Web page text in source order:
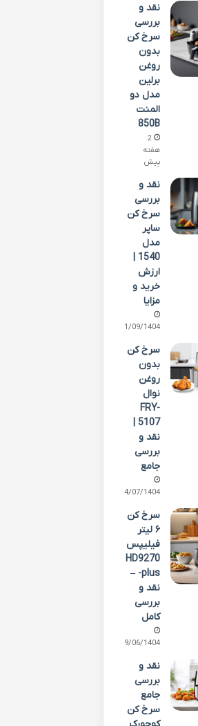
نقد و
بررسی
سرخ کن
بدون
روغن
برلین
مدل دو
المنت
850B
2
هفته
پیش
نقد و
بررسی
سرخ کن
ساپر
مدل
ارزش
خرید و
مزایا
01/09/1404
سرخ کن
بدون
روغن
نوال
FRY-
نقد و
بررسی
جامع
14/07/1404
سرخ کن
۶ لیتر
فیلیپس
HD9270
-plus –
نقد و
بررسی
کامل
09/06/1404
نقد و
بررسی
جامع
سرخ کن